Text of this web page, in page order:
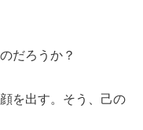
だろうか？
を出す。そう、己の